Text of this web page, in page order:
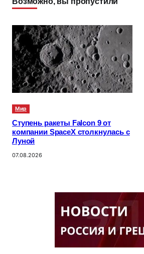
Мир
Ступень ракеты Falcon 9 от
компании SpaceX столкнулась с
Луной
07.08.2026